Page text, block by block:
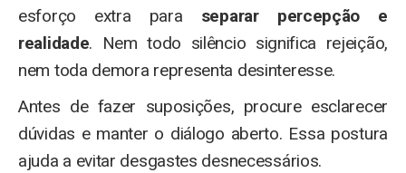
esforço extra para separar percepção e
realidade. Nem todo silêncio significa rejeição,
nem toda demora representa desinteresse.
Antes de fazer suposições, procure esclarecer
dúvidas e manter o diálogo aberto. Essa postura
ajuda a evitar desgastes desnecessários.